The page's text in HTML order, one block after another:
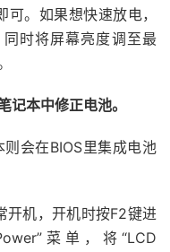
。如果想快速放电，
时将屏幕亮度调至最
本中修正电池。
会在BIOS里集成电池
开机，开机时按F2键进
菜单，将“LCD